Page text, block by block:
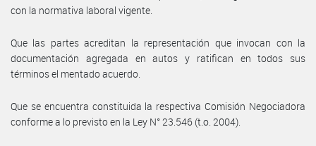
con la normativa laboral vigente.
Que las partes acreditan la representación que invocan con la
documentación agregada en autos y ratifican en todos sus
términos el mentado acuerdo.
Que se encuentra constituida la respectiva Comisión Negociadora
conforme a lo previsto en la Ley N° 23.546 (t.o. 2004).